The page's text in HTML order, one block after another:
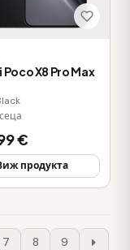
X8 Pro Max
€
продукта
7 8 9